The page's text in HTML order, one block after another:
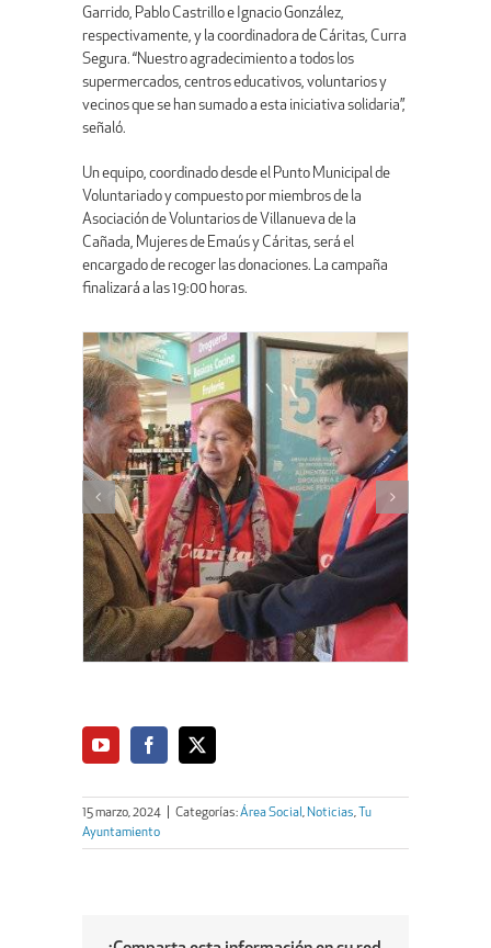
Garrido, Pablo Castrillo e Ignacio González,
respectivamente, y la coordinadora de Cáritas, Curra
Segura. “Nuestro agradecimiento a todos los
supermercados, centros educativos, voluntarios y
vecinos que se han sumado a esta iniciativa solidaria”,
señaló.
Un equipo, coordinado desde el Punto Municipal de
Voluntariado y compuesto por miembros de la
Asociación de Voluntarios de Villanueva de la
Cañada, Mujeres de Emaús y Cáritas, será el
encargado de recoger las donaciones. La campaña
finalizará a las 19:00 horas.
15 marzo, 2024 Categorías:Área Social, Noticias,
Tu
Ayuntamiento